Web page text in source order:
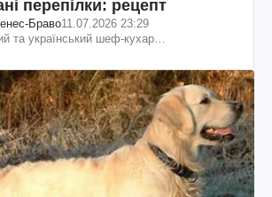
перепілки: рецепт
Браво11.07.2026 23:29
та український шеф-кухар